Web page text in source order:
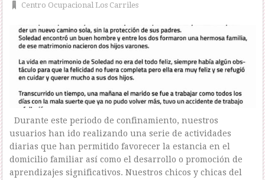
Centro Ocupacional Los Carriles
Durante este periodo de confinamiento, nuestros
usuarios han ido realizando una serie de actividades
diarias que han permitido favorecer la estancia en el
domicilio familiar así como el desarrollo o promoción de
aprendizajes significativos. Nuestros chicos y chicas del